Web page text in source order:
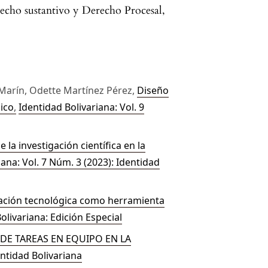
sustantivo y Derecho Procesal,
Odette Martínez Pérez, Diseño
,Identidad Bolivariana: Vol. 9
la investigación científica en la
Vol. 7 Núm. 3 (2023): Identidad
tecnológica como herramienta
Edición Especial
TAREAS EN EQUIPO EN LA
Bolivariana